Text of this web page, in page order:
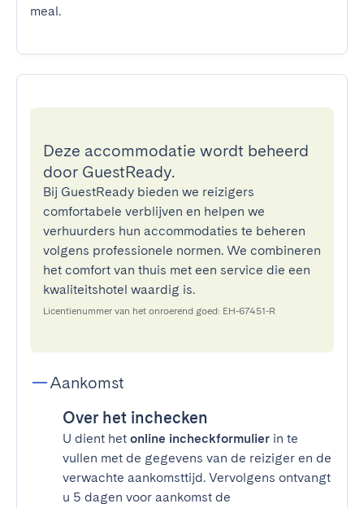
meal.
Deze accommodatie wordt beheerd
door GuestReady.
Bij GuestReady bieden we reizigers
comfortabele verblijven en helpen we
verhuurders hun accommodaties te beheren
volgens professionele normen. We combineren
het comfort van thuis met een service die een
kwaliteitshotel waardig is.
Licentienummer van het onroerend goed: EH-67451-R
Aankomst
Over het inchecken
U dient het online incheckformulier in te
vullen met de gegevens van de reiziger en de
verwachte aankomsttijd. Vervolgens ontvangt
u 5 dagen voor aankomst de